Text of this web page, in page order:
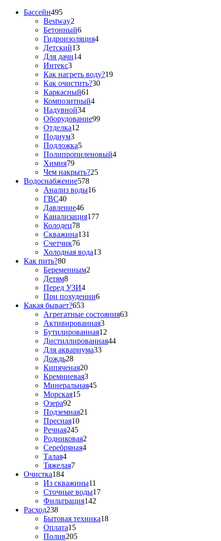
Бассейн495
Bestway2
Бетонный6
Гидроизоляция4
Детский13
Для дачи14
Интекс3
Как нагреть воду?19
Как очистить?30
Каркасный61
Композитный4
Надувной34
Оборудование99
Отделка12
Подиум3
Подложка5
Полипропиленовый4
Химия79
Чем накрыть?25
Водоснабжение578
Анализ воды16
ГВС40
Давление46
Канализация177
Колодец78
Скважина131
Счетчик76
Холодная вода13
Как пить?80
Беременным2
Детям8
Перед УЗИ4
При похудении6
Какая бывает?653
Агрегатные состояния63
Активированная3
Бутилированная12
Дистиллированная44
Для аквариума33
Дождь28
Кипяченая20
Кремниевая3
Минеральная45
Морская15
Озера92
Подземная21
Пресная10
Речная245
Родниковая2
Серебряная4
Талая4
Тяжелая7
Очистка184
Из скважины11
Сточные воды17
Фильтрация142
Расход238
Бытовая техника18
Оплата15
Полив205